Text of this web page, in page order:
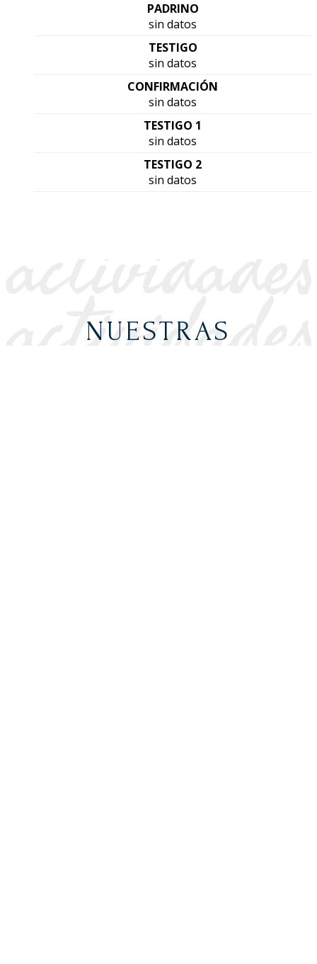
PADRINO
sin datos
TESTIGO
sin datos
CONFIRMACIÓN
sin datos
TESTIGO 1
sin datos
TESTIGO 2
sin datos
NUESTRAS